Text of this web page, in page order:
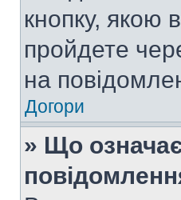
кнопку, якою
пройдете
на
Догори
» Що